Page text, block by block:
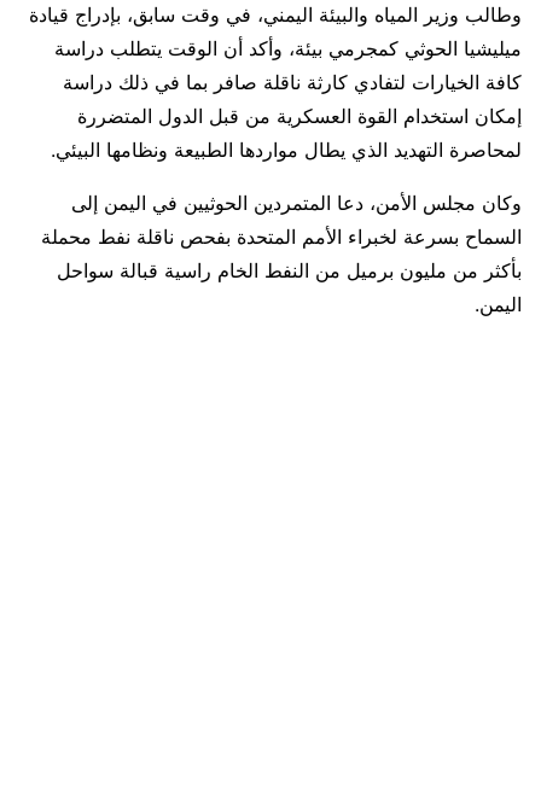
وطالب وزير المياه والبيئة اليمني، في وقت سابق، بإدراج قيادة
ميليشيا الحوثي كمجرمي بيئة، وأكد أن الوقت يتطلب دراسة
كافة الخيارات لتفادي كارثة ناقلة صافر بما في ذلك دراسة
إمكان استخدام القوة العسكرية من قبل الدول المتضررة
لمحاصرة التهديد الذي يطال مواردها الطبيعة ونظامها البيئي.
وكان مجلس الأمن، دعا المتمردين الحوثيين في اليمن إلى
السماح بسرعة لخبراء الأمم المتحدة بفحص ناقلة نفط محملة
بأكثر من مليون برميل من النفط الخام راسية قبالة سواحل
اليمن.